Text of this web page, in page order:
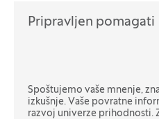
Pripravljen pomagati
Spoštujemo vaše mnenje,
izkušnje. Vaše povratne
razvoj univerze prihodnosti.